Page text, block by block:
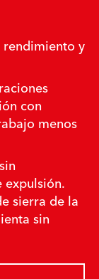
y
con
menos
sierra de la
sin